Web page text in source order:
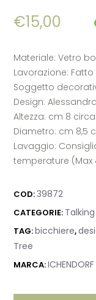
€15,00
Materiale: Vetro
Lavorazione:
Soggetto
Design:
Altezza: cm 8 circa
Diametro: cm 8,5
Lavaggio:
temperature (Max
COD:39872
CATEGORIE:
TAG:bicchiere,
Tree
MARCA:ICHENDORF